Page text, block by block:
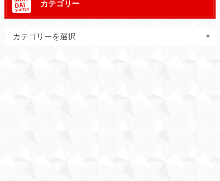
カテゴリー